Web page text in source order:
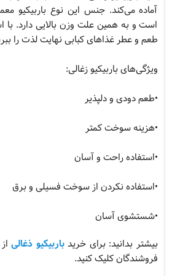
آماده می‌کند. جنس این نوع باربیکیو
است و به همین علت وزن بالایی دارد. با
طعم و عطر غذاهای کبابی نهایت لذت را
ویژگی‌های باربیکیو زغالی:
•طعم دودی و دلپذیر
•هزینه سوخت کمتر
•استفاده راحت و آسان
•استفاده نکردن از سوخت فسیلی و برق
•شستشوی آسان
بیشتر بدانید: برای خریدباربیکیو ذغالیاز
فروشندگان کلیک کنید.